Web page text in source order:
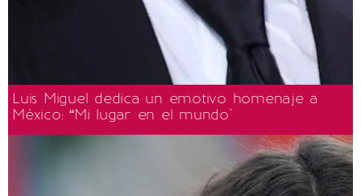
Luis Miguel dedica un emotivo homenaje a
México: “Mi lugar en el mundo"